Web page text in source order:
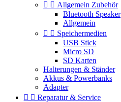
  Allgemein Zubehör
Bluetooth Speaker
Allgemein
  Speichermedien
USB Stick
Micro SD
SD Karten
Halterungen & Ständer
Akkus & Powerbanks
Adapter
  Reparatur & Service